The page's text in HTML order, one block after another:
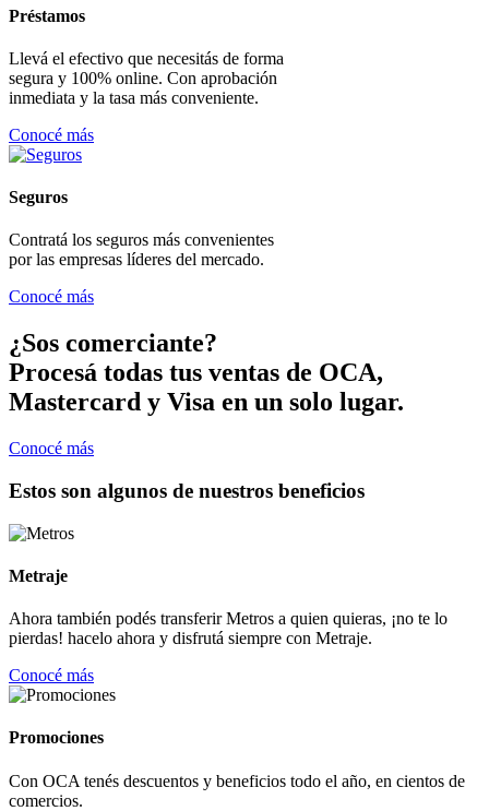
Préstamos
Llevá el efectivo que necesitás de forma
segura y 100% online. Con aprobación
inmediata y la tasa más conveniente.
Conocé más
Seguros
Contratá los seguros más convenientes
por las empresas líderes del mercado.
Conocé más
¿Sos comerciante?
Procesá todas tus ventas de OCA,
Mastercard y Visa en un solo lugar.
Conocé más
Estos son algunos de nuestros beneficios
Metraje
Ahora también podés transferir Metros a quien quieras, ¡no te lo
pierdas! hacelo ahora y disfrutá siempre con Metraje.
Conocé más
Promociones
Con OCA tenés descuentos y beneficios todo el año, en cientos de
comercios.